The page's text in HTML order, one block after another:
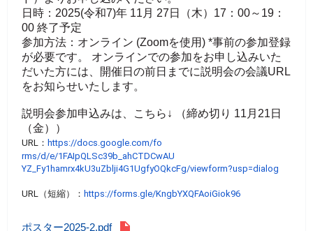
日時：2025(令和7)年 11月 27日（木）17：00～19：
00 終了予定
参加方法：オンライン (Zoomを使用) *事前の参加登録
が必要です。 オンラインでの参加をお申し込みいた
だいた方には、開催日の前日までに説明会の会議URL
をお知らせいたします。
説明会参加申込みは、こちら↓ （締め切り 11月21日
（金））
URL： https://docs.google.com/fo
rms/d/e/1FAIpQLSc39b_ahCTDCwAU
YZ_Fy1hamrx4kU3uZblji4G1UgfyOQ kcFg/viewform?usp=dialog
URL（短縮）： https://forms.gle/KngbYXQFAoiGiok96
ポスター2025-2.pdf